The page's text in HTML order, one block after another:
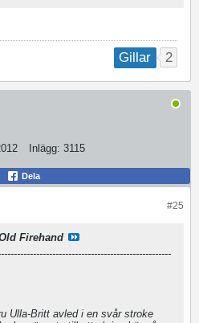
Gillar 2
Inlägg: 3115
Dela
#25
Firehand
Ulla-Britt avled i en svår stroke